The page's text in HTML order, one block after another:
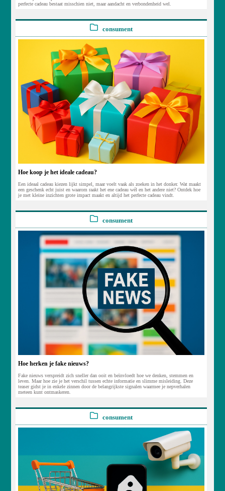
perfecte cadeau bestaat misschien niet, maar aandacht en verbondenheid wel.
consument
Hoe koop je het ideale cadeau?
Een ideaal cadeau kiezen lijkt simpel, maar voelt vaak als zoeken in het donker. Wat maakt
een geschenk echt juist en waarom raakt het ene cadeau wél en het andere niet? Ontdek hoe
je met kleine inzichten grote impact maakt en altijd het perfecte cadeau vindt.
consument
Hoe herken je fake nieuws?
Fake nieuws verspreidt zich sneller dan ooit en beïnvloedt hoe we denken, stemmen en
leven. Maar hoe zie je het verschil tussen echte informatie en slimme misleiding. Deze
teaser gidst je in enkele zinnen door de belangrijkste signalen waarmee je nepverhalen
meteen kunt ontmaskeren.
consument